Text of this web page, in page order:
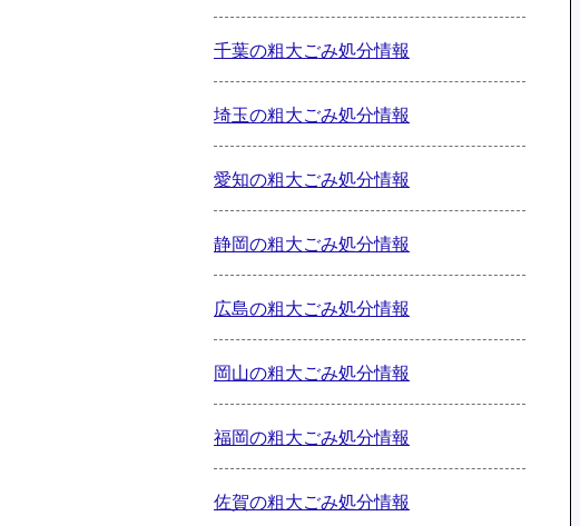
千葉の粗大ごみ処分情報
埼玉の粗大ごみ処分情報
愛知の粗大ごみ処分情報
静岡の粗大ごみ処分情報
広島の粗大ごみ処分情報
岡山の粗大ごみ処分情報
福岡の粗大ごみ処分情報
佐賀の粗大ごみ処分情報